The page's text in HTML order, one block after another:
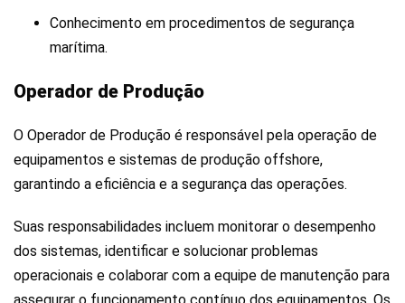
Conhecimento em procedimentos de segurança
marítima.
Operador de Produção
O Operador de Produção é responsável pela operação de
equipamentos e sistemas de produção offshore,
garantindo a eficiência e a segurança das operações.
Suas responsabilidades incluem monitorar o desempenho
dos sistemas, identificar e solucionar problemas
operacionais e colaborar com a equipe de manutenção para